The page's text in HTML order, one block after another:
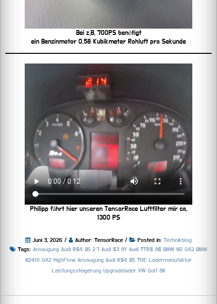
Bei z.B. 700PS benötigt
ein Benzinmotor 0,58 Kubikmeter Rohluft pro Sekunde
Philipp fährt hier unseren TensorRace Luftfilter mir ca.
1300 PS
Juni 3, 2026 / Author: TensorRace / Posted in: Technikblog
Tags: Ansaugung Audi RS4 B5 2.7 Audi S3 8Y Audi TTRS 8S BMW M2 G42 BMW
M240I G42 HighFlow Ansaugung Audi RS4 B5 THE Ladermanufaktur
Leistungssteigerung Upgradelader VW Golf 8R